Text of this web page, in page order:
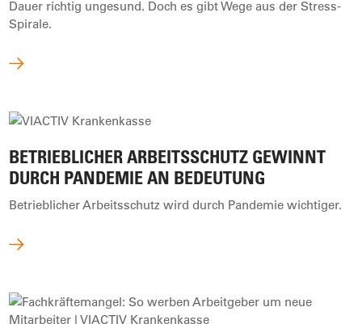
Dauer richtig ungesund. Doch es gibt Wege aus der Stress-
Spirale.
BETRIEBLICHER ARBEITSSCHUTZ GEWINNT
DURCH PANDEMIE AN BEDEUTUNG
Betrieblicher Arbeitsschutz wird durch Pandemie wichtiger.